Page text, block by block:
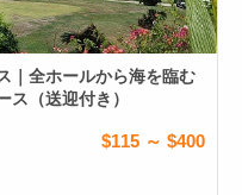
｜全ホールから海を臨む
ス（送迎付き）
$115 ～ $400